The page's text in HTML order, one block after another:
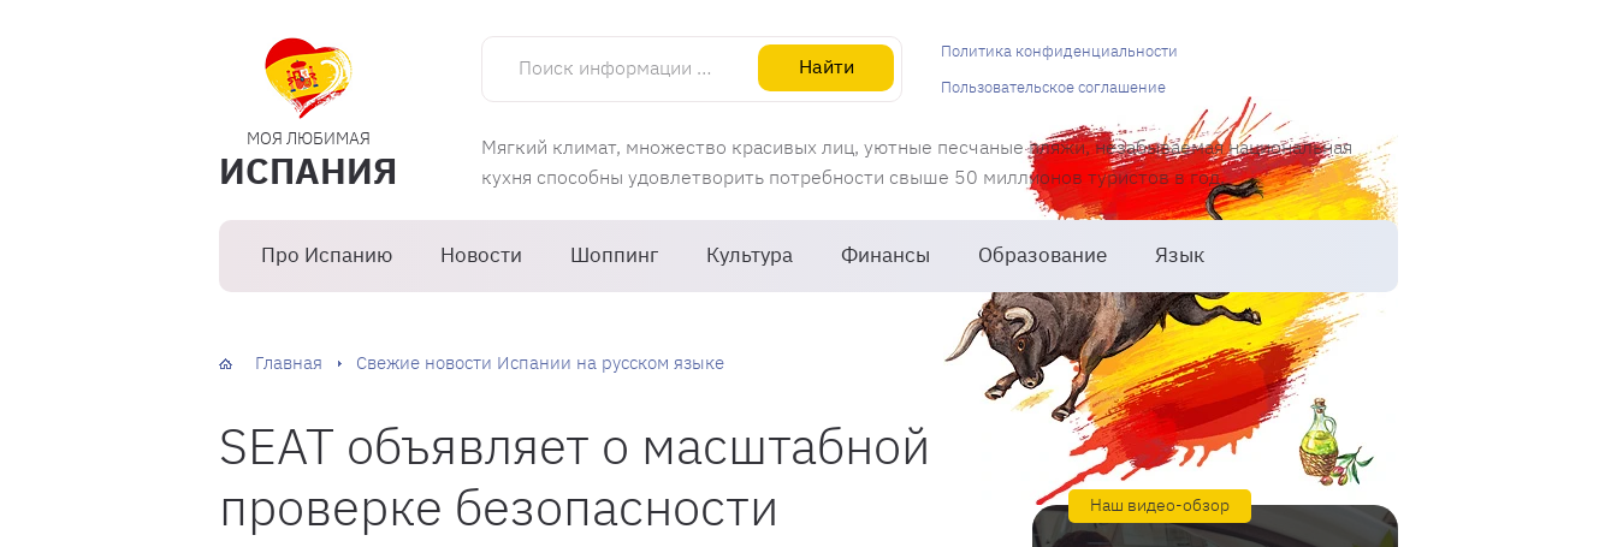
МОЯ ЛЮБИМАЯ
ИСПАНИЯ
Поиск информации об Испании
Найти
Мягкий климат, множество красивых лиц, уютные песчаные пляжи, незабываемая национальная
кухня способны удовлетворить потребности свыше 50 миллионов туристов в год.
Про Испанию Новости Шоппинг Культура Финансы Образование Язык
Политика конфиденциальности
Пользовательское соглашение
Главная Свежие новости Испании на русском языке
SEAT объявляет о масштабной
проверке безопасности
Наш видео-обзор